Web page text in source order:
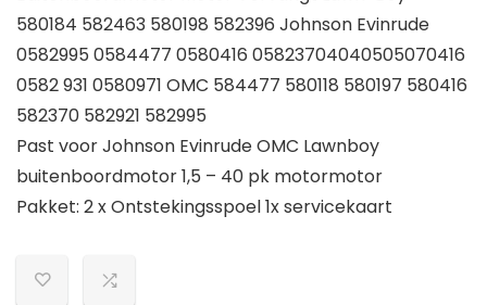
580184 582463 580198 582396 Johnson Evinrude
0582995 0584477 0580416 05823704040505070416
0582 931 0580971 OMC 584477 580118 580197 580416
582370 582921 582995
Past voor Johnson Evinrude OMC Lawnboy
buitenboordmotor 1,5 – 40 pk motormotor
Pakket: 2 x Ontstekingsspoel 1x servicekaart